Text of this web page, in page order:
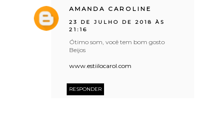
AMANDA CAROLINE
23 DE JULHO DE 2018 ÀS
21:16
Ótimo som, você tem bom gosto
Beijos
www.estiilocarol.com
RESPONDER